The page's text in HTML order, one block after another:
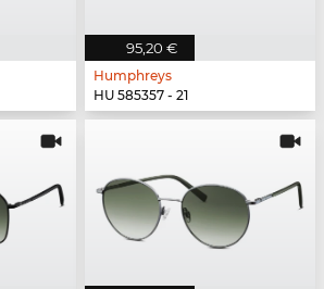
95,20 €
Humphreys
HU 585357 - 21